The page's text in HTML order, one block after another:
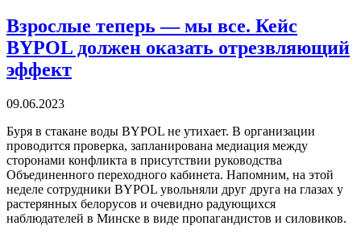
Взрослые теперь — мы все. Кейс
BYPOL должен оказать отрезвляющий
эффект
09.06.2023
Буря в стакане воды BYPOL не утихает. В организации
проводится проверка, запланирована медиация между
сторонами конфликта в присутствии руководства
Объединенного переходного кабинета. Напомним, на этой
неделе сотрудники BYPOL увольняли друг друга на глазах у
растерянных белорусов и очевидно радующихся
наблюдателей в Минске в виде пропагандистов и силовиков.